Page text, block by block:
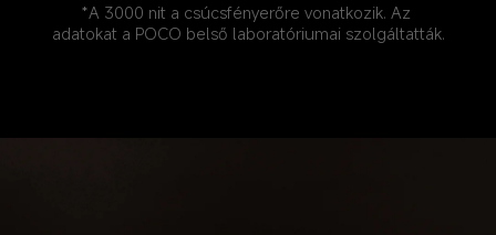
*A 3000 nit a csúcsfényerőre vonatkozik. Az
adatokat a POCO belső laboratóriumai szolgáltatták.